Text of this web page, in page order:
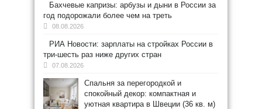
Бахчевые капризы: арбузы и дыни в России за
год подорожали более чем на треть
08.08.2026
РИА Новости: зарплаты на стройках России в
три-шесть раз ниже других стран
07.08.2026
Спальня за перегородкой и
спокойный декор: компактная и
уютная квартира в Швеции (36 кв. м)